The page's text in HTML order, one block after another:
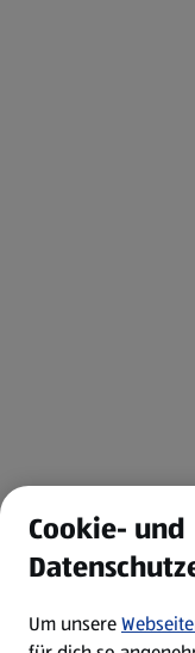
Cookie- und
Um unsere